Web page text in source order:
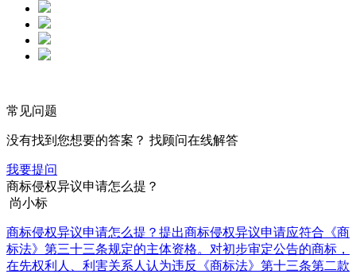
常见问题
没有找到您想要的答案？ 找顾问在线解答
我要提问
商标侵权异议申请怎么提？
尚小标
商标侵权异议申请怎么提？提出商标侵权异议申请应符合《商
标法》第三十三条规定的主体资格。对初步审定公告的商标，
在先权利人、利害关系人认为违反《商标法》第十三条第二款